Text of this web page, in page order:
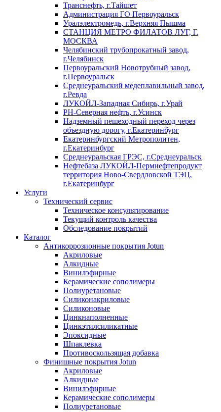
Транснефть, г.Тайшет
Администрация ГО Первоуральск
Уралэлектромедь, г.Верхняя Пышма
СТАНЦИЯ МЕТРО ФИЛАТОВ ЛУГ, Г.
МОСКВА
Челябинский трубопрокатный завод,
г.Челябинск
Первоуральский Новотрубный завод,
г.Первоуральск
Среднеуральский медеплавильный завод,
г.Ревда
ЛУКОЙЛ-Западная Сибирь, г.Урай
РН-Северная нефть, г.Усинск
Надземный пешеходный переход через
объездную дорогу, г.Екатеринбург
Екатеринбургский Метрополитен,
г.Екатеринбург
Среднеуральская ГРЭС, г.Среднеуральск
Нефтебаза ЛУКОЙЛ-Пермнефтепродукт
территория Ново-Свердловской ТЭЦ,
г.Екатеринбург
Услуги
Технический сервис
Техническое консультирование
Текущий контроль качества
Обследование покрытий
Каталог
Антикоррозионные покрытия Jotun
Акриловые
Алкидные
Винилэфирные
Керамические сополимеры
Полиуретановые
Силиконакриловые
Силиконовые
Цинкнаполненные
Цинкэтилсиликатные
Эпоксидные
Шпаклевка
Противоскользящая добавка
Финишные покрытия Jotun
Акриловые
Алкидные
Винилэфирные
Керамические сополимеры
Полиуретановые